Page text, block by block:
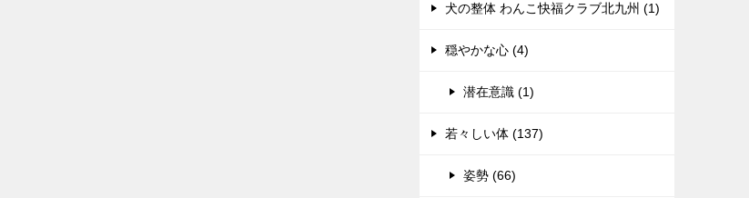
犬の整体 わんこ快福クラブ北九州 (1)
穏やかな心 (4)
潜在意識 (1)
若々しい体 (137)
姿勢 (66)